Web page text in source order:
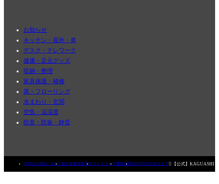
お知らせ
キッチン・屋外・車
デスク・テレワーク
健康・足元グッズ
収納・整理
家具保護・補修
床・フローリング
水まわり・玄関
空気・温湿度
防音・防振・静音
KAGUASHIについて個人情報保護方針サイトマップ運営会社AMAZON公式ストア 【公式】KAGUASHI